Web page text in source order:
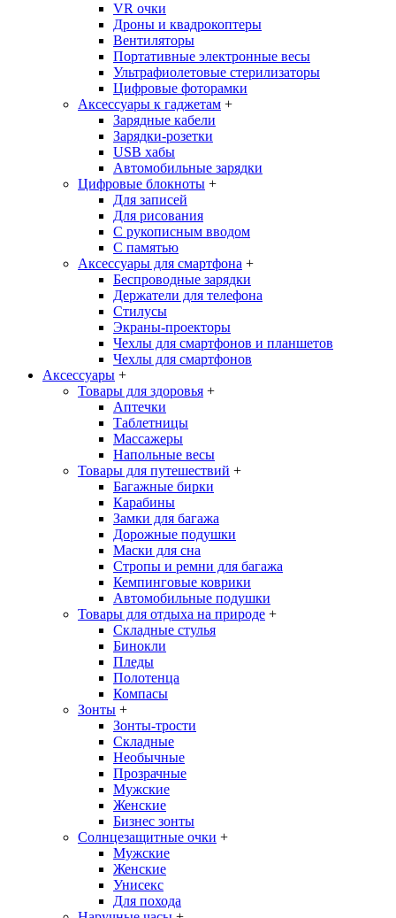
VR очки
Дроны и квадрокоптеры
Вентиляторы
Портативные электронные весы
Ультрафиолетовые стерилизаторы
Цифровые фоторамки
Аксессуары к гаджетам +
Зарядные кабели
Зарядки-розетки
USB хабы
Автомобильные зарядки
Цифровые блокноты +
Для записей
Для рисования
С рукописным вводом
С памятью
Аксессуары для смартфона +
Беспроводные зарядки
Держатели для телефона
Стилусы
Экраны-проекторы
Чехлы для смартфонов и планшетов
Чехлы для смартфонов
Аксессуары +
Товары для здоровья +
Аптечки
Таблетницы
Массажеры
Напольные весы
Товары для путешествий +
Багажные бирки
Карабины
Замки для багажа
Дорожные подушки
Маски для сна
Стропы и ремни для багажа
Кемпинговые коврики
Автомобильные подушки
Товары для отдыха на природе +
Складные стулья
Бинокли
Пледы
Полотенца
Компасы
Зонты +
Зонты-трости
Складные
Необычные
Прозрачные
Мужские
Женские
Бизнес зонты
Солнцезащитные очки +
Мужские
Женские
Унисекс
Для похода